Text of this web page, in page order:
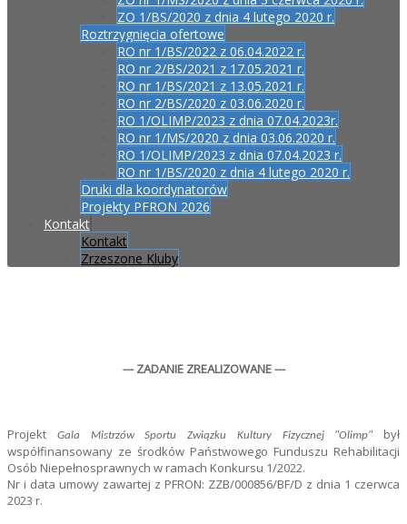
ZO 1/BS/2020 z dnia 4 lutego 2020 r.
Roztrzygnięcia ofertowe
RO nr 1/BS/2022 z 06.04.2022 r.
RO nr 2/BS/2021 z 17.05.2021 r.
RO nr 1/BS/2021 z 13.05.2021 r.
RO nr 2/BS/2020 z 03.06.2020 r.
RO 1/OLIMP/2023 z dnia 07.04.2023r.
RO nr 1/MS/2020 z dnia 03.06.2020 r.
RO 1/OLIMP/2023 z dnia 07.04.2023 r.
RO nr 1/BS/2020 z dnia 4 lutego 2020 r.
Druki dla koordynatorów
Projekty PFRON 2026
Kontakt
Kontakt
Zrzeszone Kluby
--- ZADANIE ZREALIZOWANE ---
Projekt Gala Mistrzów Sportu Związku Kultury Fizycznej "Olimp"
był
współfinansowany ze środków Państwowego Funduszu Rehabilitacji
Osób Niepełnosprawnych w ramach Konkursu 1/2022.
Nr i data umowy zawartej z PFRON: ZZB/000856/BF/D z dnia 1 czerwca
2023 r.